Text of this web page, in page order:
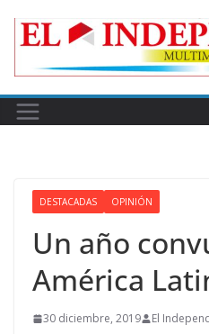
DESTACADAS OPINIÓN
Un año
América
30 diciembre, 2019 El